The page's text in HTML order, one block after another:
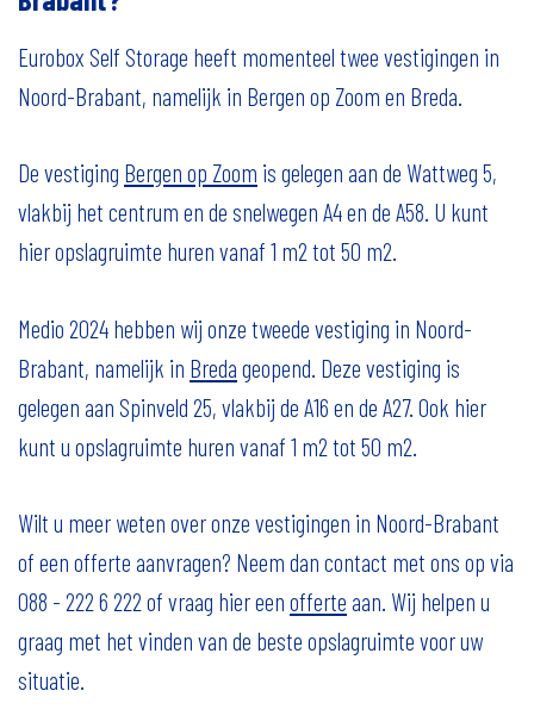
Eurobox Self Storage heeft momenteel twee vestigingen in
Noord-Brabant, namelijk in Bergen op Zoom en Breda.
De vestiging Bergen op Zoom is gelegen aan de Wattweg 5,
vlakbij het centrum en de snelwegen A4 en de A58. U kunt
hier opslagruimte huren vanaf 1 m2 tot 50 m2.
Medio 2024 hebben wij onze tweede vestiging in Noord-
Brabant, namelijk in Breda geopend. Deze vestiging is
gelegen aan Spinveld 25, vlakbij de A16 en de A27. Ook hier
kunt u opslagruimte huren vanaf 1 m2 tot 50 m2.
Wilt u meer weten over onze vestigingen in Noord-Brabant
of een offerte aanvragen? Neem dan contact met ons op via
088 - 222 6 222 of vraag hier een offerte aan. Wij helpen u
graag met het vinden van de beste opslagruimte voor uw
situatie.